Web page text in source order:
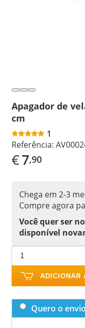
Apagador de
cm
1
Referência:
€7,90
Chega em 2-3
Compre agora
Você quer ser
disponível
ADICIONAR
Quero o